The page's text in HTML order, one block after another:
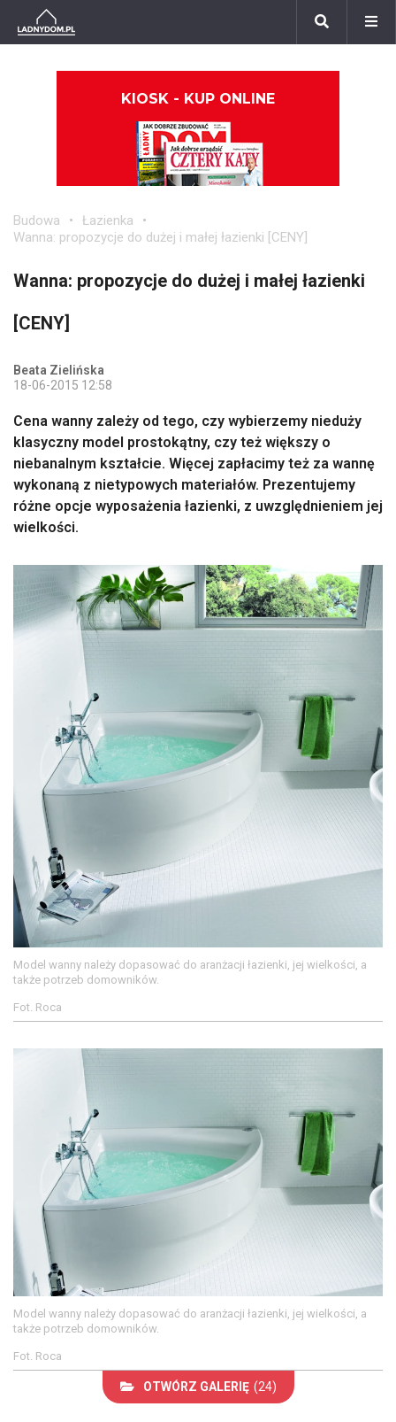
KIOSK - KUP ONLINE
Budowa
Łazienka
Wanna: propozycje do dużej i małej łazienki [CENY]
Wanna: propozycje do dużej i małej łazienki
[CENY]
Beata Zielińska
18-06-2015 12:58
Cena wanny zależy od tego, czy wybierzemy nieduży
klasyczny model prostokątny, czy też większy o
niebanalnym kształcie. Więcej zapłacimy też za wannę
wykonaną z nietypowych materiałów. Prezentujemy
różne opcje wyposażenia łazienki, z uwzględnieniem jej
wielkości.
Model wanny należy dopasować do aranżacji łazienki, jej wielkości, a
także potrzeb domowników.
Fot. Roca
Model wanny należy dopasować do aranżacji łazienki, jej wielkości, a
także potrzeb domowników.
Fot. Roca
OTWÓRZ GALERIĘ (24)